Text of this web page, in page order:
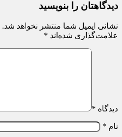
دیدگاهتان را بنویسید
نشانی ایمیل شما منتشر نخواهد شد.
علامت‌گذاری شده‌اند *
دیدگاه *
نام *